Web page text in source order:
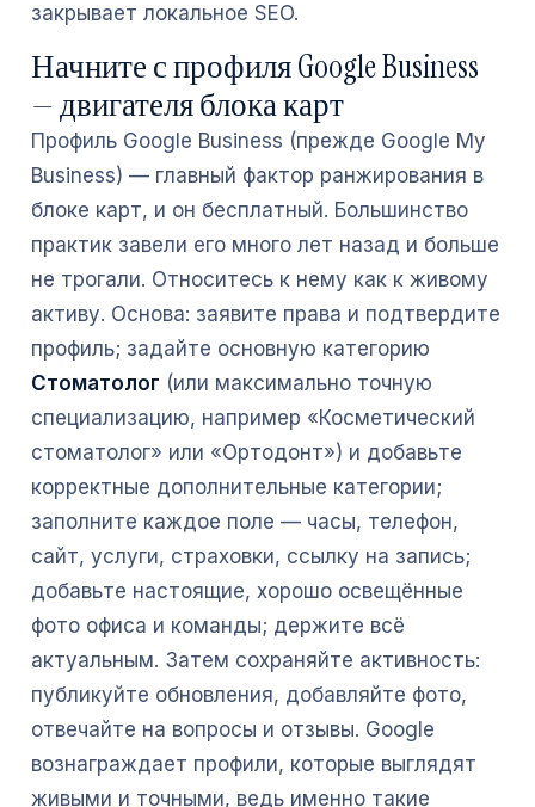
закрывает локальное SEO.
Начните с профиля Google Business
— двигателя блока карт
Профиль Google Business (прежде Google My
Business) — главный фактор ранжирования в
блоке карт, и он бесплатный. Большинство
практик завели его много лет назад и больше
не трогали. Относитесь к нему как к живому
активу. Основа: заявите права и подтвердите
профиль; задайте основную категорию
Стоматолог (или максимально точную
специализацию, например «Косметический
стоматолог» или «Ортодонт») и добавьте
корректные дополнительные категории;
заполните каждое поле — часы, телефон,
сайт, услуги, страховки, ссылку на запись;
добавьте настоящие, хорошо освещённые
фото офиса и команды; держите всё
актуальным. Затем сохраняйте активность:
публикуйте обновления, добавляйте фото,
отвечайте на вопросы и отзывы. Google
вознаграждает профили, которые выглядят
живыми и точными, ведь именно такие